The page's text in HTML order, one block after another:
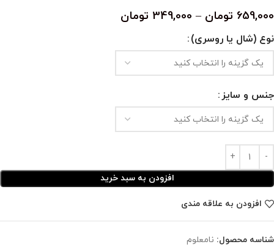
659,000 تومان –
349,000 تومان
نوع (شال یا روسری)
جنس و سایز
افزودن به سبد خرید
افزودن به علاقه مندی
شناسه محصول: نامعلوم